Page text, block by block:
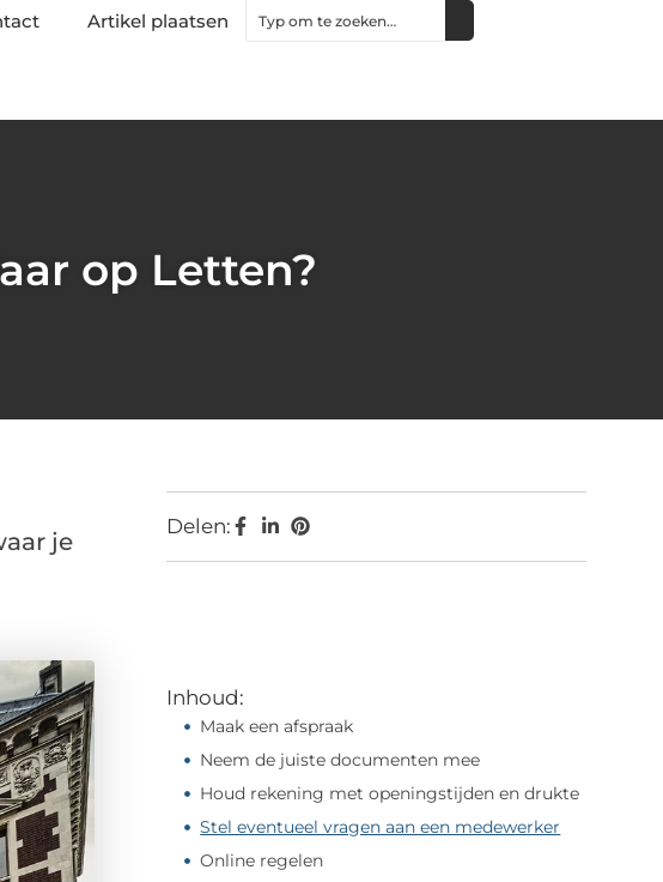
Artikel plaatsen
op Letten?
je
Delen:
Inhoud:
Maak een afspraak
Neem de juiste documenten mee
Houd rekening met openingstijden en drukte
Stel eventueel vragen aan een medewerker
Online regelen